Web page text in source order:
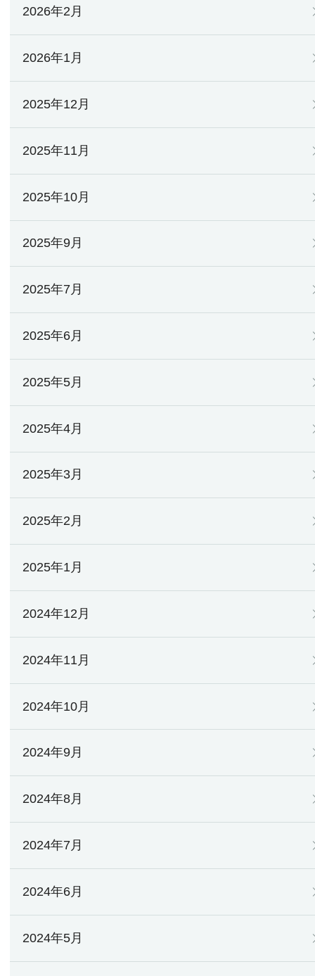
2026年2月
2026年1月
2025年12月
2025年11月
2025年10月
2025年9月
2025年7月
2025年6月
2025年5月
2025年4月
2025年3月
2025年2月
2025年1月
2024年12月
2024年11月
2024年10月
2024年9月
2024年8月
2024年7月
2024年6月
2024年5月